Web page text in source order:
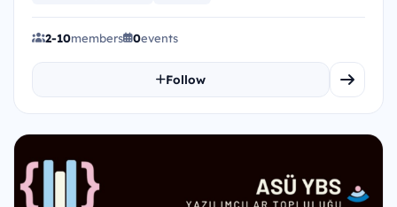
2-10members 0events
Follow